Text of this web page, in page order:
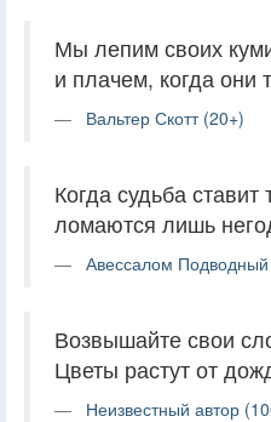
Мы лепим своих
и плачем, когда они
Вальтер Скотт (20+)
Когда судьба
ломаются лишь
Авессалом
Возвышайте свои
Цветы растут от
Неизвестный автор